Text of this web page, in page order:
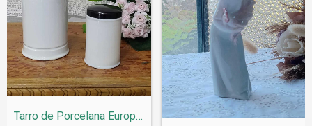
Tarro de Porcelana Europea (la tapa no l...